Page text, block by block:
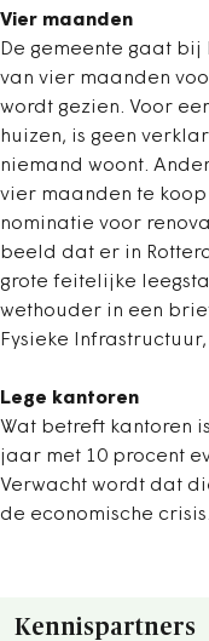
Vier maanden
De gemeente gaat bij
van vier maanden
wordt gezien. Voor
huizen, is geen
niemand woont.
vier maanden te
nominatie voor
beeld dat er in
grote feitelijke
wethouder in een
Fysieke
Lege kantoren
Wat betreft kantoren
jaar met 10 procent
Verwacht wordt dat
de economische crisis.
Kennispartners